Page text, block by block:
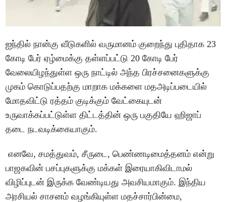
ஐந்தில் நான்கு வீடுகளில் வருமானம் குறைந்து புதிதாக 23
கோடி பேர் ஏழ்மைக்கு தள்ளப்பட்டு 20 கோடி பேர்
வேலையிழந்துள்ள ஒரு நாட்டில் அந்த பிரச்சனைகளுக்கு
முகம் கொடுப்பதற்கு மாறாக மக்களை மதஅடிப்படையில்
மோதவிட்டு ரத்தம் குடிக்கும் வேட்கையுடன்
உருவாக்கப்பட்டுள்ள திட்டத்தின் ஒரு பகுதியே ஹிஜாப்
தடை நடவடிக்கையாகும்.
எனவே, சமத்துவம், சீருடை, பெண்ணடிமைத்தனம் என்று
பாஜகவின் பசப்புகளுக்கு மக்கள் இரையாகிவிடாமல்
விழிப்புடன் இருக்க வேண்டியது அவசியமாகும். இந்திய
அரசியல் சாசனம் வழங்கியுள்ள மதச்சார்பின்மை,